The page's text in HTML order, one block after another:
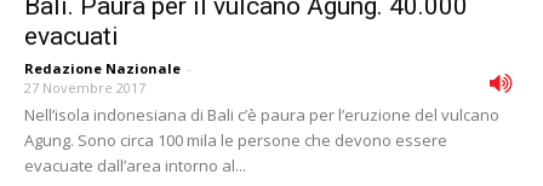
Bali. Paura per il vulcano Agung. 40.000
evacuati
Redazione Nazionale -
27 Novembre 2017
Nell’isola indonesiana di Bali c’è paura per l’eruzione del vulcano
Agung. Sono circa 100 mila le persone che devono essere
evacuate dall’area intorno al...